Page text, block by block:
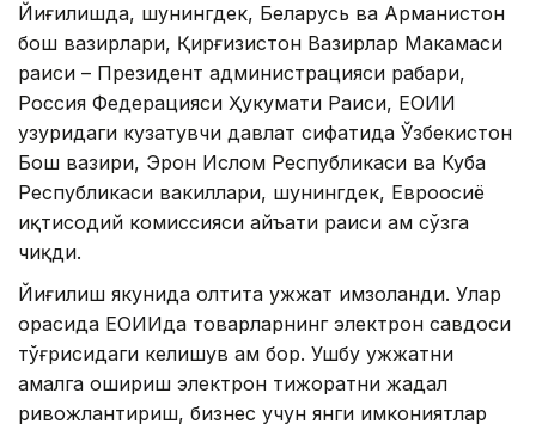
Йиғилишда, шунингдек, Беларусь ва Арманистон
бош вазирлари, Қирғизистон Вазирлар Маҳкамаси
раиси – Президент администрацияси раҳбари,
Россия Федерацияси Ҳукумати Раиси, ЕОИИ
ҳузуридаги кузатувчи давлат сифатида Ўзбекистон
Бош вазири, Эрон Ислом Республикаси ва Куба
Республикаси вакиллари, шунингдек, Евроосиё
иқтисодий комиссияси ҳайъати раиси ҳам сўзга
чиқди.
Йиғилиш якунида олтита ҳужжат имзоланди. Улар
орасида ЕОИИда товарларнинг электрон савдоси
тўғрисидаги келишув ҳам бор. Ушбу ҳужжатни
амалга ошириш электрон тижоратни жадал
ривожлантириш, бизнес учун янги имкониятлар